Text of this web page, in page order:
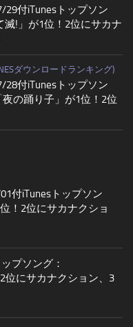
29付iTunesトップソン
滅!」が1位！2位にサカナ
ダウンロードランキング)
28付iTunesトップソン
の踊り子」が1位！2位
付iTunesトップソン
！2位にサカナクショ
プソング：
位にサカナクション、3